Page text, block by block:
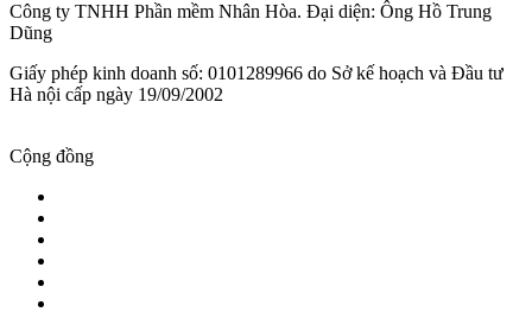
Công ty TNHH Phần mềm Nhân Hòa. Đại diện: Ông Hồ Trung
Dũng
Giấy phép kinh doanh số: 0101289966 do Sở kế hoạch và Đầu tư
Hà nội cấp ngày 19/09/2002
Cộng đồng